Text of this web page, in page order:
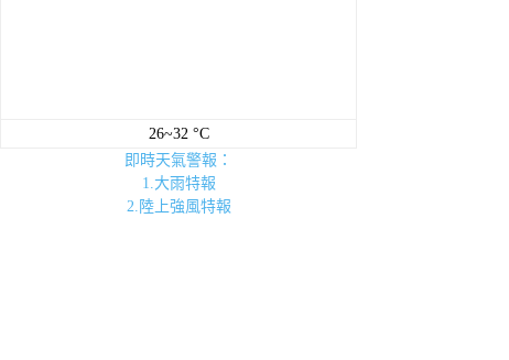
26~32 °C
即時天氣警報：
1.大雨特報
2.陸上強風特報